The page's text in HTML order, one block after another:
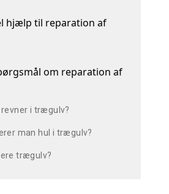
hjælp til reparation af
om reparation af
i trægulv?
man hul i trægulv?
trægulv?